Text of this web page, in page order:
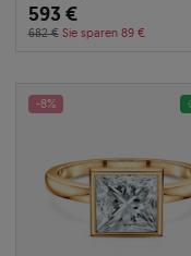
593 €
682 € Sie sparen 89 €
-8%